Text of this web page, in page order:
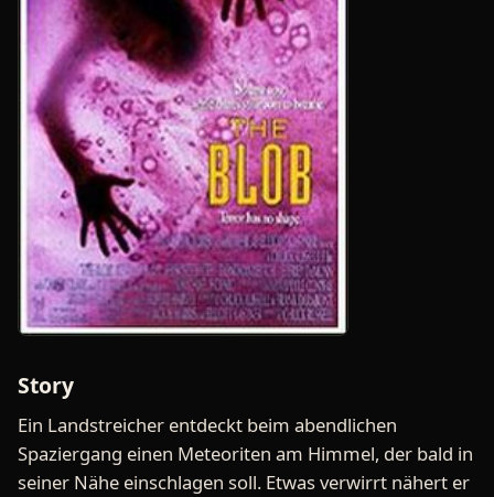
Story
Ein Landstreicher entdeckt beim abendlichen
Spaziergang einen Meteoriten am Himmel, der bald in
seiner Nähe einschlagen soll. Etwas verwirrt nähert er